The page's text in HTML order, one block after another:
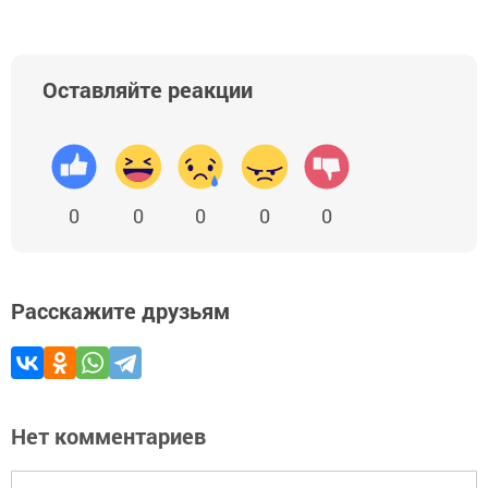
Оставляйте реакции
0 0 0 0 0
Расскажите друзьям
Нет комментариев